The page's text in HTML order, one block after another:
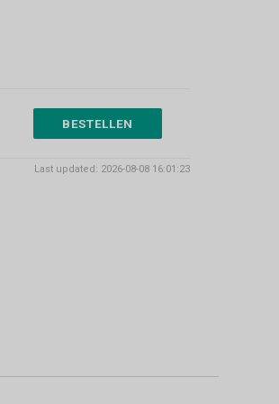
BESTELLEN
Last updated: 2026-08-08 16:01:23